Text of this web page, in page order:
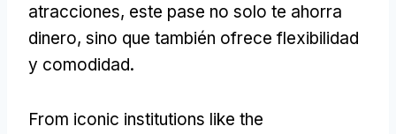
atracciones, este pase no solo te ahorra
dinero, sino que también ofrece flexibilidad
y comodidad.
From iconic institutions like the